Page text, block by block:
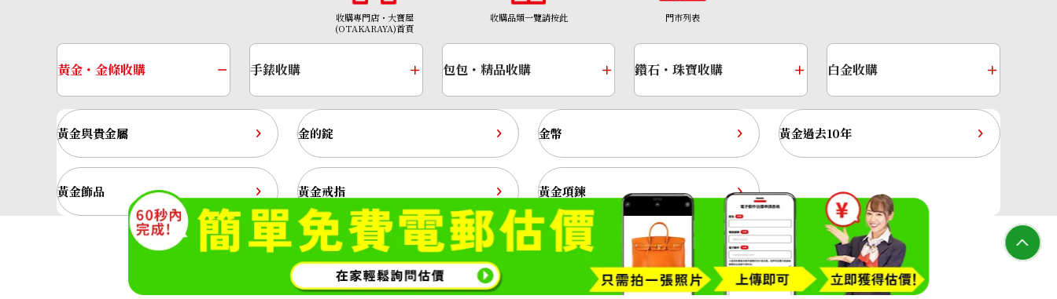
Pt･Pm900 Diamond Ring 2.378 ct
收購參考價格
NTD 228,635
K18 diamond ring 2.027 ct
NTD 242,499
收購專門店・大寶屋
(OTAKARAYA)首頁
收購品類一覽請按此 門市列表
黃金・金條收購
黃金與貴金屬 金的錠 金幣 黃金過去10年
黃金飾品 黃金戒指 黃金項鍊
手錶收購 包包・精品收購 鑽石・珠寶收購 白金收購
神奈川縣公安委員會許可 第451380001308號 Copyright© 2026 收購專門店—大寶屋(OTAKARAYA) All Rights Reserved.